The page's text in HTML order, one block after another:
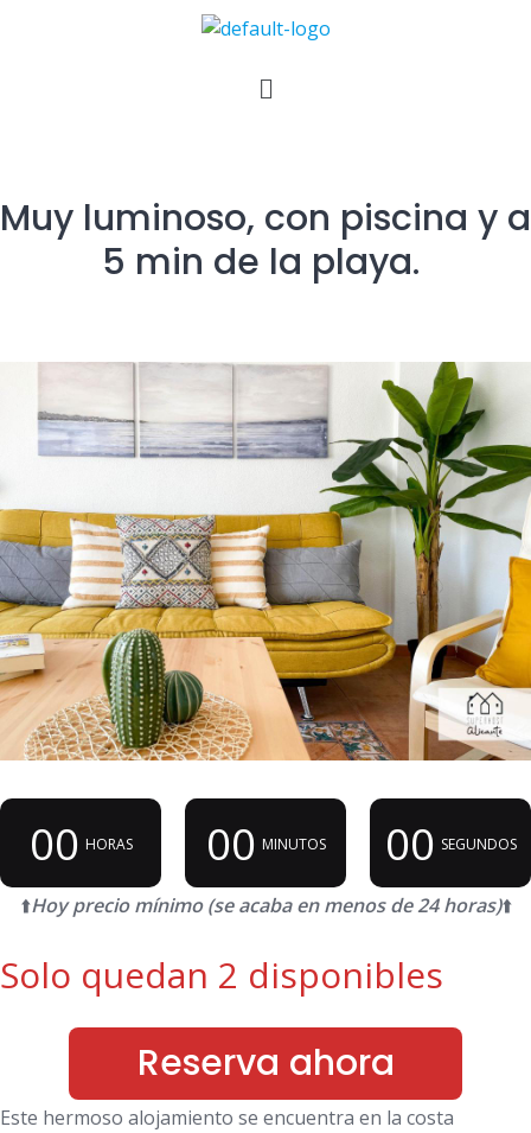
Muy luminoso, con piscina y a
5 min de la playa.
00 HORAS 00 MINUTOS 00 SEGUNDOS
⬆️Hoy precio mínimo (se acaba en menos de 24 horas)⬆️
Solo quedan 2 disponibles
Reserva ahora
Este hermoso alojamiento se encuentra en la costa